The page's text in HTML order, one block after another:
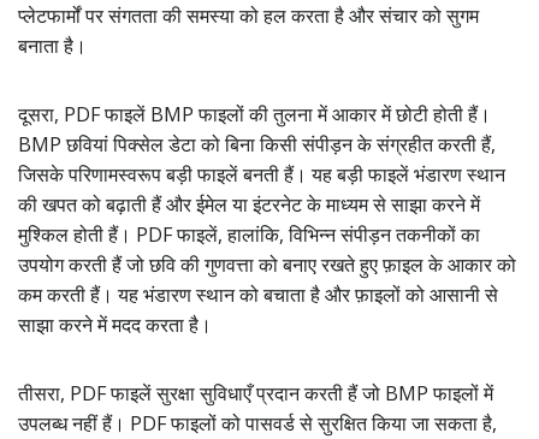
प्लेटफार्मों पर संगतता की समस्या को हल करता है और संचार को सुगम
बनाता है।
दूसरा, PDF फाइलें BMP फाइलों की तुलना में आकार में छोटी होती हैं।
BMP छवियां पिक्सेल डेटा को बिना किसी संपीड़न के संग्रहीत करती हैं,
जिसके परिणामस्वरूप बड़ी फाइलें बनती हैं। यह बड़ी फाइलें भंडारण स्थान
की खपत को बढ़ाती हैं और ईमेल या इंटरनेट के माध्यम से साझा करने में
मुश्किल होती हैं। PDF फाइलें, हालांकि, विभिन्न संपीड़न तकनीकों का
उपयोग करती हैं जो छवि की गुणवत्ता को बनाए रखते हुए फ़ाइल के आकार को
कम करती हैं। यह भंडारण स्थान को बचाता है और फ़ाइलों को आसानी से
साझा करने में मदद करता है।
तीसरा, PDF फाइलें सुरक्षा सुविधाएँ प्रदान करती हैं जो BMP फाइलों में
उपलब्ध नहीं हैं। PDF फाइलों को पासवर्ड से सुरक्षित किया जा सकता है,